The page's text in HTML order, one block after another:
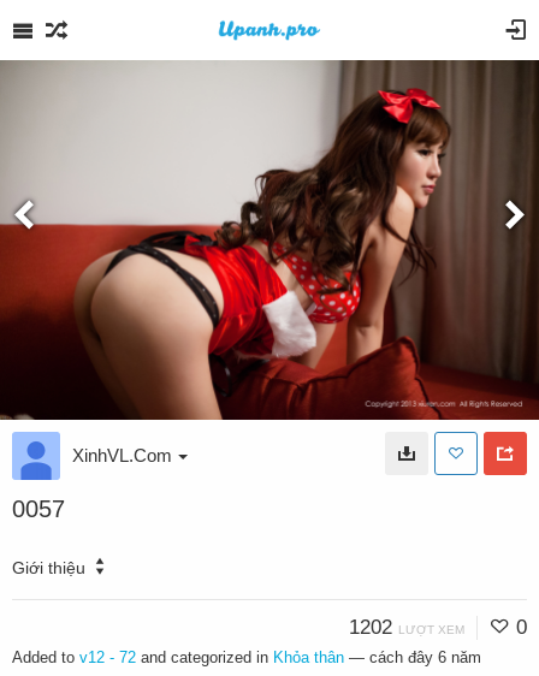
XinhVL.Com
0057
Giới thiệu
1202 LƯỢT XEM 0
Added to v12 - 72 and categorized in Khỏa thân — cách đây 6 năm